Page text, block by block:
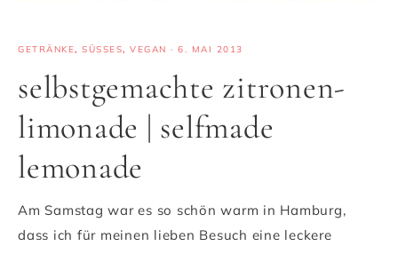
GETRÄNKE, SÜSSES , VEGAN · 6. MAI 2013
selbstgemachte zitronen-
limonade | selfmade
lemonade
Am Samstag war es so schön warm in Hamburg,
dass ich für meinen lieben Besuch eine leckere